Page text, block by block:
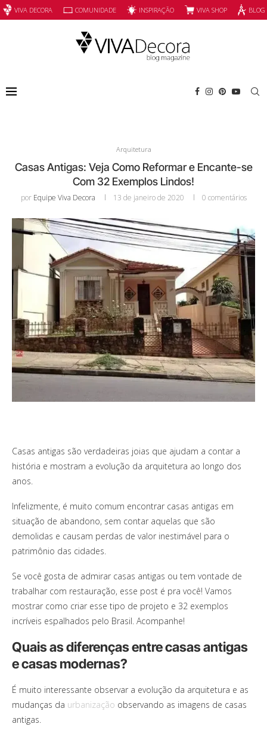
VIVA DECORA COMUNIDADE INSPIRAÇÃO VIVA SHOP
Arquitetura
Casas Antigas: Veja Como Reformar e Encante-se
Com 32 Exemplos Lindos!
por Equipe Viva Decora 13 de janeiro de 2020 0 comentários
Casas antigas são verdadeiras joias que ajudam a contar a
história e mostram a evolução da arquitetura ao longo dos
anos.
Infelizmente, é muito comum encontrar casas antigas em
situação de abandono, sem contar aquelas que são
demolidas e causam perdas de valor inestimável para o
patrimônio das cidades.
Se você gosta de admirar casas antigas ou tem vontade de
trabalhar com restauração, esse post é pra você! Vamos
mostrar como criar esse tipo de projeto e 32 exemplos
incríveis espalhados pelo Brasil. Acompanhe!
Quais as diferenças entre casas antigas
e casas modernas?
É muito interessante observar a evolução da arquitetura e as
mudanças da urbanização observando as imagens de casas
antigas.